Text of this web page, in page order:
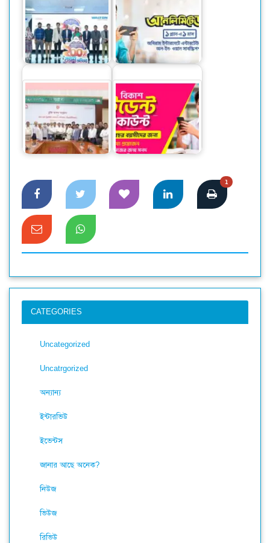
ওয়ালটন ফ্রিজ কিনে
কোটি কোটি টাকার
ক্যাশব্যাকের সুযোগ
গ্রামীণফোন নিয়ে এলো
সহজ সব প্ল্যান
মেট্রোরেল ও মিডিয়াকম
লিমিটেডের মধ্যে চুক্তি
স্বাক্ষর
বিকাশের স্টুডেন্ট
অ্যাকাউন্ট ক্যাশলেস
লেনদেনে…
1
CATEGORIES
Uncategorized
Uncatrgorized
অন্যান্য
ইন্টারভিউ
ইভেন্টস
জানার আছে অনেক?
নিউজ
ভিউজ
রিভিউ